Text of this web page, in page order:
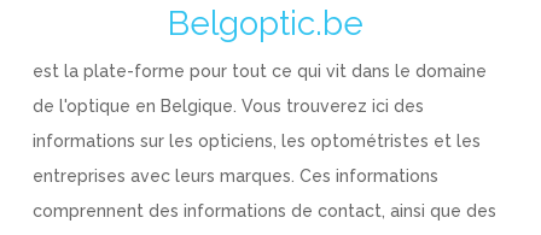
Belgoptic.be
est la plate-forme pour tout ce qui vit dans le domaine
de l'optique en Belgique. Vous trouverez ici des
informations sur les opticiens, les optométristes et les
entreprises avec leurs marques. Ces informations
comprennent des informations de contact, ainsi que des